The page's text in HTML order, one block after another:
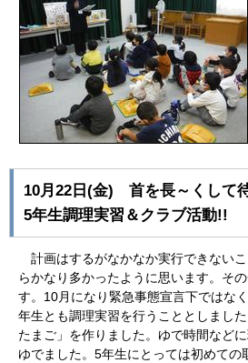
10月22日(金) 首を長～くして
5年生調理実習＆クラブ活動!!
計画はするがなかなか実行できない
らかなり多かったように思います。そ
す。10月になり緊急事態宣言下ではな
年生とも調理実習を行うこととしまし
たまご」を作りました。ゆで時間など
ゆでました。5年生にとっては初めての